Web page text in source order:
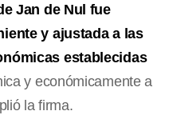
Jan de Nul fue
y ajustada a las
establecidas
y económicamente a
la firma.